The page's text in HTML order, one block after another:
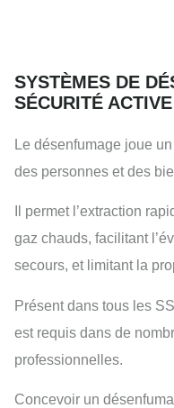
SYSTÈMES DE
SÉCURITÉ
Le désenfumage joue
des personnes et des
Il permet l’extraction
gaz chauds, facilitant
secours, et limitant la
Présent dans tous les
est requis dans de
professionnelles.
Concevoir un